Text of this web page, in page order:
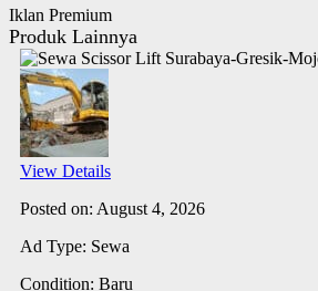
Iklan Premium
Produk Lainnya
View Details
Posted on: August 4, 2026
Ad Type: Sewa
Condition: Baru